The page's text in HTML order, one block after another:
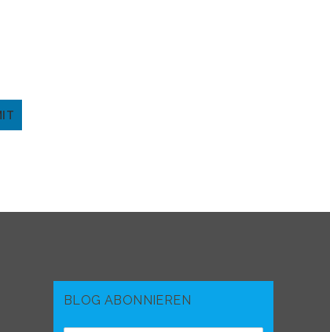
BLOG ABONNIEREN